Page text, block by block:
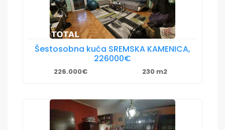
Šestosobna kuća SREMSKA KAMENICA,
226000€
226.000€ 230 m2